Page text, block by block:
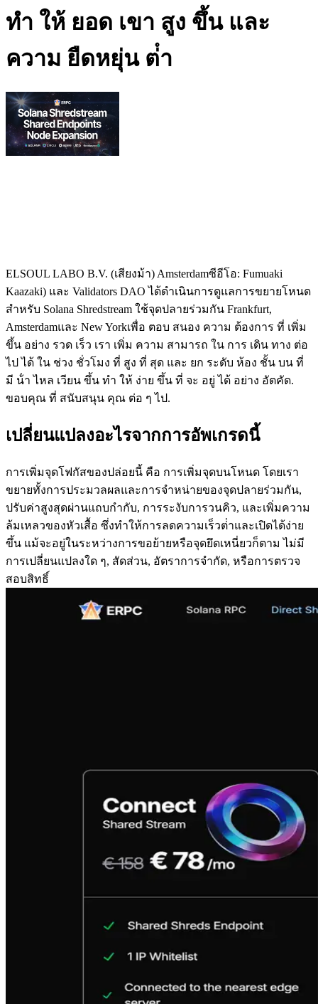
ทํา ให้ ยอด เขา สูง ขึ้น และ
ความ ยืดหยุ่น ต่ํา
ELSOUL LABO B.V. (เสียงม้า) Amsterdamซีอีโอ: Fumuaki
Kaazaki) และ Validators DAO ได้ดําเนินการดูแลการขยายโหนด
สําหรับ Solana Shredstream ใช้จุดปลายร่วมกัน Frankfurt,
Amsterdamและ New Yorkเพื่อ ตอบ สนอง ความ ต้องการ ที่ เพิ่ม
ขึ้น อย่าง รวด เร็ว เรา เพิ่ม ความ สามารถ ใน การ เดิน ทาง ต่อ
ไป ได้ ใน ช่วง ชั่วโมง ที่ สูง ที่ สุด และ ยก ระดับ ห้อง ชั้น บน ที่
มี น้ํา ไหล เวียน ขึ้น ทํา ให้ ง่าย ขึ้น ที่ จะ อยู่ ได้ อย่าง อัตคัด.
ขอบคุณ ที่ สนับสนุน คุณ ต่อ ๆ ไป.
เปลี่ยนแปลงอะไรจากการอัพเกรดนี้
การเพิ่มจุดโฟกัสของปล่อยนี้ คือ การเพิ่มจุดบนโหนด โดยเรา
ขยายทั้งการประมวลผลและการจําหน่ายของจุดปลายร่วมกัน,
ปรับค่าสูงสุดผ่านแถบกํากับ, การระงับการวนคิว, และเพิ่มความ
ล้มเหลวของหัวเสื้อ ซึ่งทําให้การลดความเร็วต่ําและเปิดได้ง่าย
ขึ้น แม้จะอยู่ในระหว่างการขอย้ายหรือจุดยึดเหนี่ยวก็ตาม ไม่มี
การเปลี่ยนแปลงใด ๆ, สัดส่วน, อัตราการจํากัด, หรือการตรวจ
สอบสิทธิ์